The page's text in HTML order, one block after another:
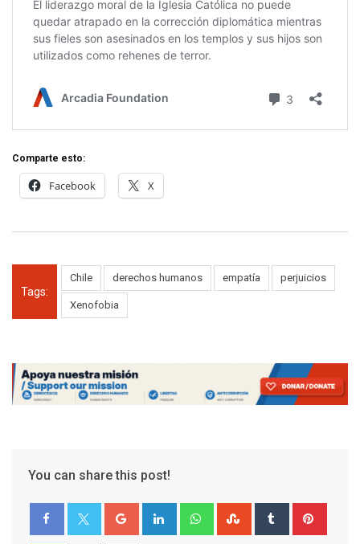
Comparte esto:
Facebook X
Tags:
Chile derechos humanos empatía perjuicios
Xenofobia
You can share this post!
Google+ LinkedIn WhatsappStumbleUpon
Tumblr